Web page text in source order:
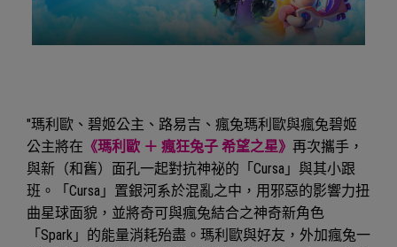
"瑪利歐、碧姬公主、路易吉、瘋兔瑪利歐與瘋兔碧姬
公主將在 《瑪利歐 ＋ 瘋狂兔子 希望之星》 再次攜手，
與新（和舊）面孔一起對抗神祕的「Cursa」與其小跟
班。「Cursa」置銀河系於混亂之中，用邪惡的影響力扭
曲星球面貌，並將奇可與瘋兔結合之神奇新角色
「Spark」的能量消耗殆盡。瑪利歐與好友，外加瘋兔一